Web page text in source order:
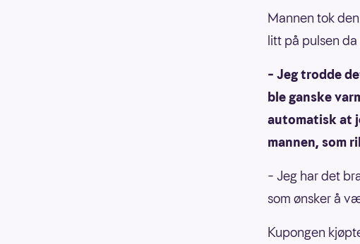
Mannen tok
litt på pulsen
– Jeg trodde
ble ganske
automatisk at
mannen, som
– Jeg har det
som ønsker å
Kupongen